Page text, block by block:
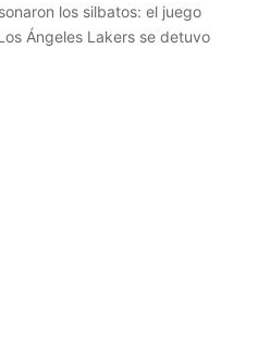
los silbatos: el juego
Ángeles Lakers se detuvo